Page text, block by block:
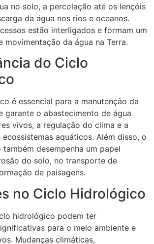
no solo, a percolação até os lençóis
da água nos rios e oceanos.
estão interligados e formam um
movimentação da água na Terra.
do Ciclo
é essencial para a manutenção da
garante o abastecimento de água
vivos, a regulação do clima e a
aquáticos. Além disso, o
desempenha um papel
do solo, no transporte de
de paisagens.
no Ciclo Hidrológico
hidrológico podem ter
para o meio ambiente e
Mudanças climáticas,